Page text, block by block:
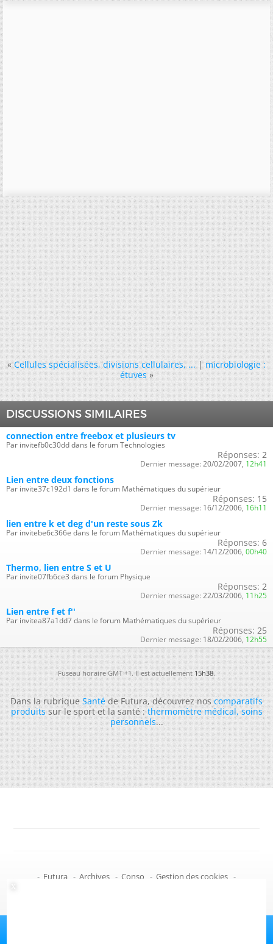
« Cellules spécialisées, divisions cellulaires, ...|microbiologie :
étuves »
DISCUSSIONS SIMILAIRES
connection entre freebox et plusieurs tv
Par invitefb0c30dd dans le forum Technologies
Réponses: 2
Dernier message: 20/02/2007, 12h41
Lien entre deux fonctions
Par invite37c192d1 dans le forum Mathématiques du supérieur
Réponses: 15
Dernier message: 16/12/2006, 16h11
lien entre k et deg d'un reste sous Zk
Par invitebe6c366e dans le forum Mathématiques du supérieur
Réponses: 6
Dernier message: 14/12/2006, 00h40
Thermo, lien entre S et U
Par invite07fb6ce3 dans le forum Physique
Réponses: 2
Dernier message: 22/03/2006, 11h25
Lien entre f et f''
Par invitea87a1dd7 dans le forum Mathématiques du supérieur
Réponses: 25
Dernier message: 18/02/2006, 12h55
Fuseau horaire GMT +1. Il est actuellement15h38.
Dans la rubriqueSantéde Futura, découvrez noscomparatifs
produitssur le sport et la santé :thermomètre médical,soins
personnels...
- Futura - Archives - Conso - Gestion des cookies -